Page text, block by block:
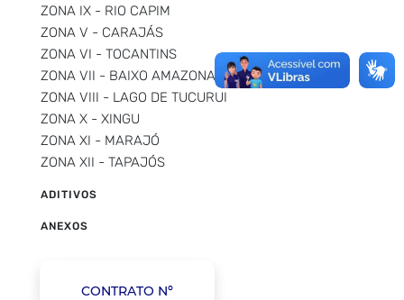
ZONA IX - RIO CAPIM
ZONA V - CARAJÁS
ZONA VI - TOCANTINS
ZONA VII - BAIXO AMAZONAS
ZONA VIII - LAGO DE TUCURUI
ZONA X - XINGU
ZONA XI - MARAJÓ
ZONA XII - TAPAJÓS
ADITIVOS
ANEXOS
CONTRATO Nº